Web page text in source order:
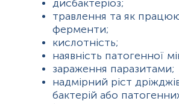
дисбактеріоз;
травлення та як
ферменти;
кислотність;
наявність патогенної
зараження паразитами;
надмірний ріст
бактерій або